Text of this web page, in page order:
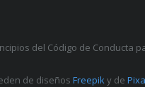
del Código de Conducta
de diseños Freepiky de